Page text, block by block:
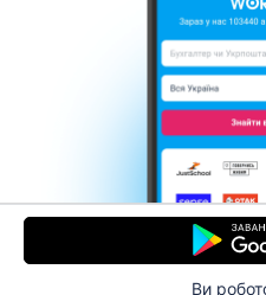
Ви
Контакти